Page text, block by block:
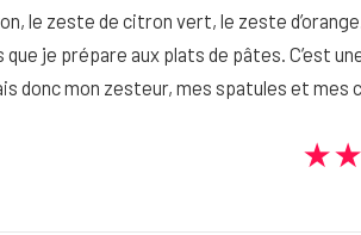
le zeste de citron vert, le zeste
que je prépare aux plats de pâtes. C’est
donc mon zesteur, mes spatules et mes